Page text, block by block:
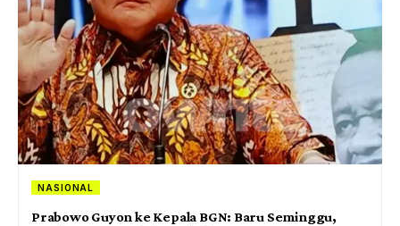
NASIONAL
Prabowo Guyon ke Kepala BGN: Baru Seminggu,